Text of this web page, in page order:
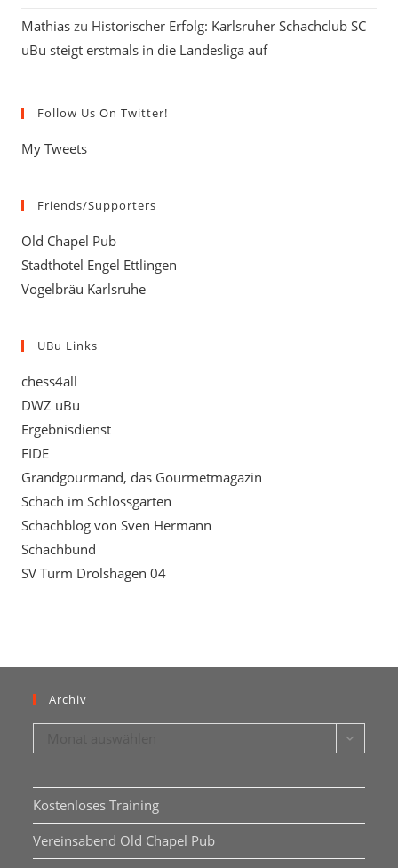
Mathias zu Historischer Erfolg: Karlsruher Schachclub SC
uBu steigt erstmals in die Landesliga auf
Follow Us On Twitter!
My Tweets
Friends/Supporters
Old Chapel Pub
Stadthotel Engel Ettlingen
Vogelbräu Karlsruhe
UBu Links
chess4all
DWZ uBu
Ergebnisdienst
FIDE
Grandgourmand, das Gourmetmagazin
Schach im Schlossgarten
Schachblog von Sven Hermann
Schachbund
SV Turm Drolshagen 04
Archiv
Kostenloses Training
Vereinsabend Old Chapel Pub